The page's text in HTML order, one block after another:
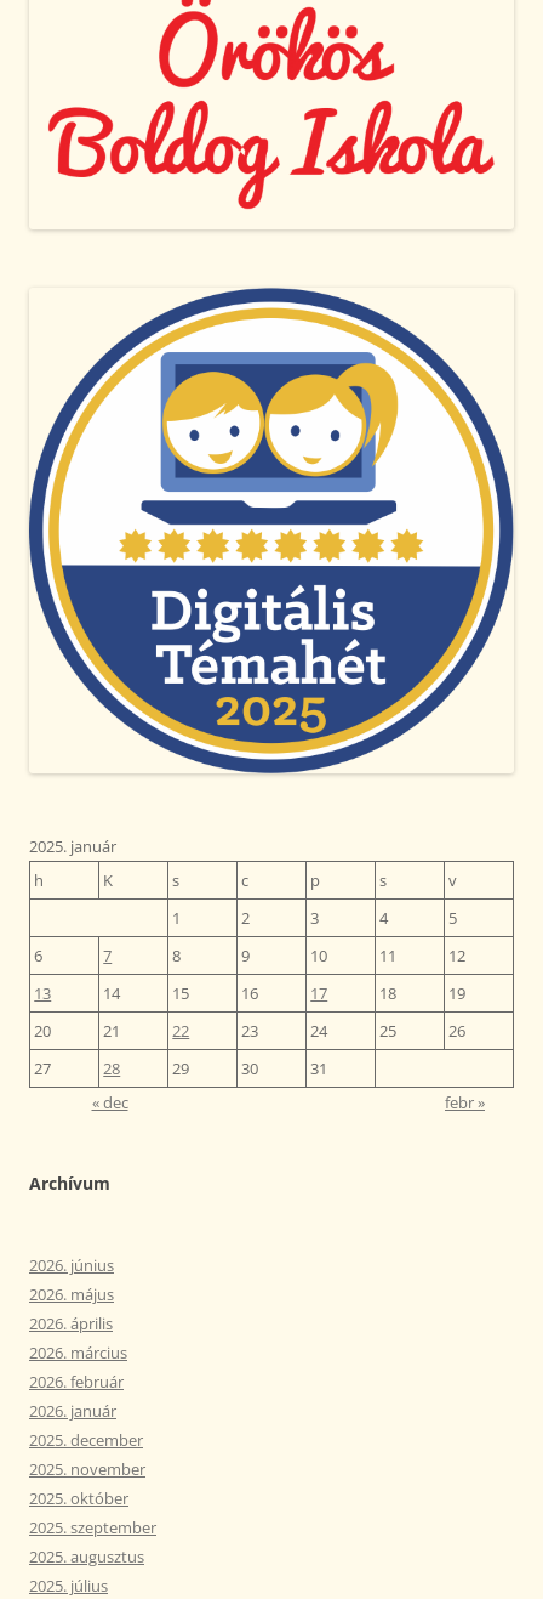
2025. január
h
K s c p s
v
1
2 3 4
5
6
7 8 9 10 11
12
13
14 15 16 17 18
19
20
21 22 23 24 25
26
27
28 29 30
31
« dec
febr »
Archívum
2026. június
2026. május
2026. április
2026. március
2026. február
2026. január
2025. december
2025. november
2025. október
2025. szeptember
2025. augusztus
2025. július